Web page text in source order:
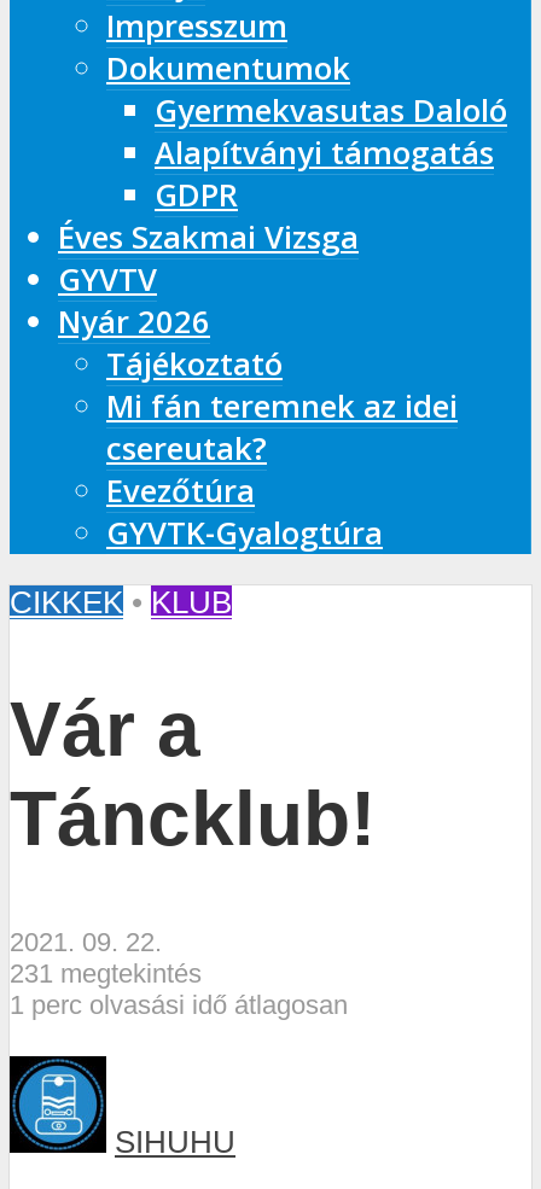
Impresszum
Dokumentumok
Gyermekvasutas Daloló
Alapítványi támogatás
GDPR
Éves Szakmai Vizsga
GYVTV
Nyár 2026
Tájékoztató
Mi fán teremnek az idei
csereutak?
Evezőtúra
GYVTK-Gyalogtúra
CIKKEK • KLUB
Vár a
Táncklub!
2021. 09. 22.
231 megtekintés
1 perc olvasási idő átlagosan
SIHUHU